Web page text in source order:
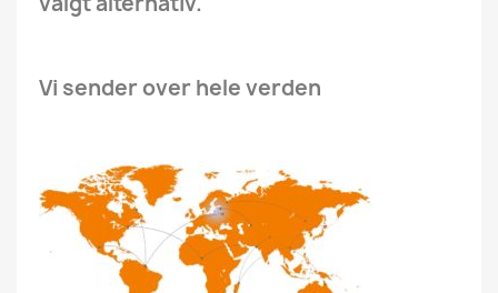
Vi sender over hele verden